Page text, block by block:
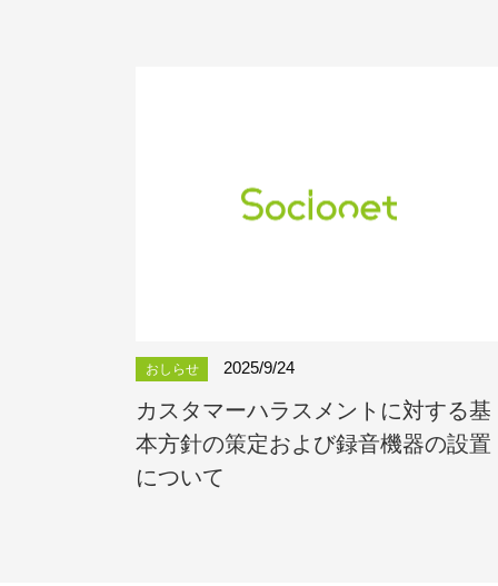
おしらせ 2025/9/24
カスタマーハラスメントに対する基
本方針の策定および録音機器の設置
について